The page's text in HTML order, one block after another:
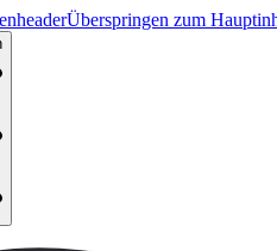
Überspringen zum